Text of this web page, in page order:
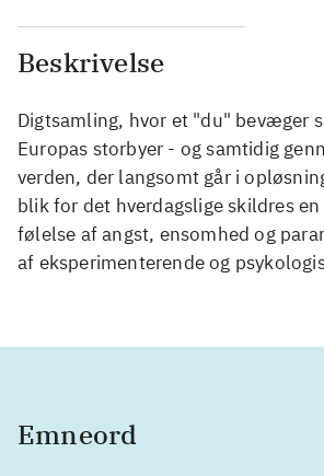
Beskrivelse
Digtsamling, hvor et "du" bevæger
Europas storbyer - og samtidig
verden, der langsomt går i
blik for det hverdagslige skildres
følelse af angst, ensomhed og
af eksperimenterende og
Emneord